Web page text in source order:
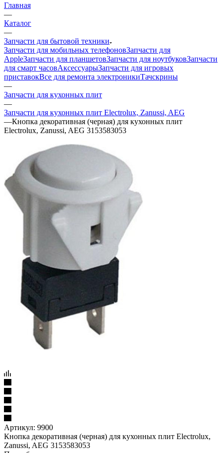
Главная
—
Каталог
—
Запчасти для бытовой техники
Запчасти для мобильных телефоновЗапчасти для
AppleЗапчасти для планшетовЗапчасти для ноутбуковЗапчасти
для смарт часовАксессуарыЗапчасти для игровых
приставокВсе для ремонта электроникиТачскрины
—
Запчасти для кухонных плит
—
Запчасти для кухонных плит Electrolux, Zanussi, AEG
—Кнопка декоративная (черная) для кухонных плит
Electrolux, Zanussi, AEG 3153583053
Артикул: 9900
Кнопка декоративная (черная) для кухонных плит Electrolux,
Zanussi, AEG 3153583053